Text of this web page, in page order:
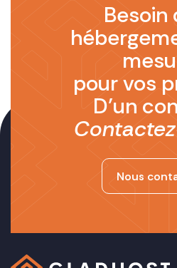
Besoin
pour vos
D’un
Nous